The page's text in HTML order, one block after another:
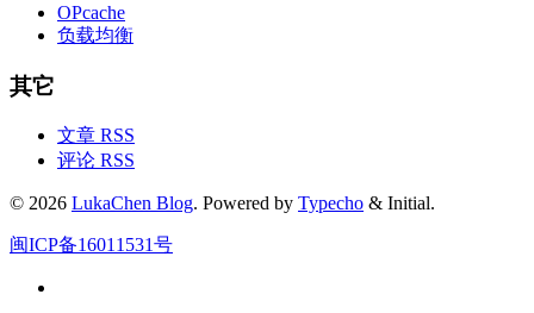
OPcache
负载均衡
其它
文章 RSS
评论 RSS
© 2026 LukaChen Blog. Powered by Typecho & Initial.
闽ICP备16011531号